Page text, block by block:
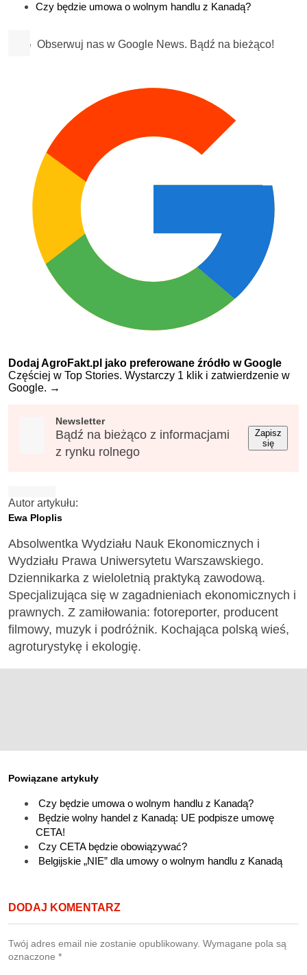
Czy będzie umowa o wolnym handlu z Kanadą?
Obserwuj nas w Google News. Bądź na bieżąco!
Dodaj AgroFakt.pl jako preferowane źródło w Google
Częściej w Top Stories. Wystarczy 1 klik i zatwierdzenie w
Google. →
Newsletter
Bądź na bieżąco z informacjami
z rynku rolnego
Zapisz
się
Autor artykułu:
Ewa Ploplis
Absolwentka Wydziału Nauk Ekonomicznych i
Wydziału Prawa Uniwersytetu Warszawskiego.
Dziennikarka z wieloletnią praktyką zawodową.
Specjalizująca się w zagadnieniach ekonomicznych i
prawnych. Z zamiłowania: fotoreporter, producent
filmowy, muzyk i podróżnik. Kochająca polską wieś,
agroturystykę i ekologię.
Powiązane artykuły
Czy będzie umowa o wolnym handlu z Kanadą?
Będzie wolny handel z Kanadą: UE podpisze umowę
CETA!
Czy CETA będzie obowiązywać?
Belgijskie „NIE” dla umowy o wolnym handlu z Kanadą
DODAJ KOMENTARZ
Twój adres email nie zostanie opublikowany. Wymagane pola są
oznaczone *